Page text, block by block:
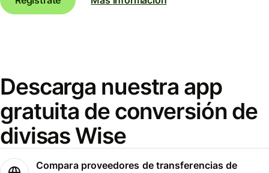
Descarga nuestra app
gratuita de conversión de
divisas Wise
Compara proveedores de transferencias de